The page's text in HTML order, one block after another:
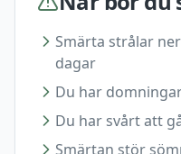
Smärta strålar
dagar
Du har
Du har svårt att
Smärtan stör